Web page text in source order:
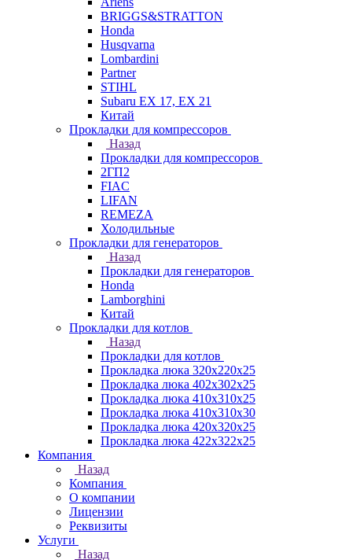
BRIGGS&STRATTON
Honda
Husqvarna
Lombardini
Partner
STIHL
Subaru EX 17, EX 21
Китай
Прокладки для компрессоров
Назад
Прокладки для компрессоров
2ГП2
FIAC
LIFAN
REMEZA
Холодильные
Прокладки для генераторов
Назад
Прокладки для генераторов
Honda
Lamborghini
Китай
Прокладки для котлов
Назад
Прокладки для котлов
Прокладка люка 320x220x25
Прокладка люка 402x302x25
Прокладка люка 410x310x25
Прокладка люка 410х310х30
Прокладка люка 420x320x25
Прокладка люка 422x322x25
Компания
Назад
Компания
О компании
Лицензии
Реквизиты
Услуги
Назад